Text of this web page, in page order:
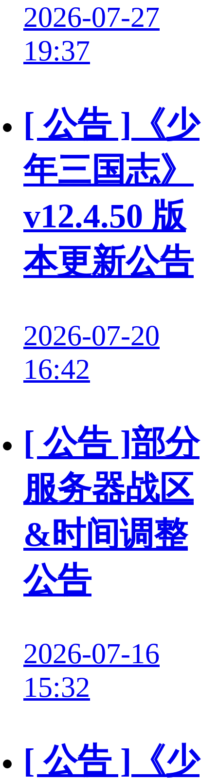
2026-07-27
19:37
[ 公告 ] 《少
年三国志》
v12.4.50 版
本更新公告
2026-07-20
16:42
[ 公告 ]部分
服务器战区
&时间调整
公告
2026-07-16
15:32
[ 公告 ] 《少